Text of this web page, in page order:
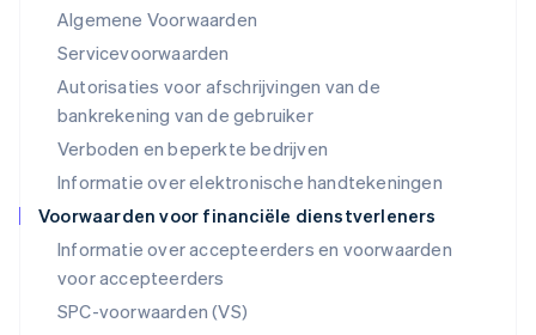
Algemene Voorwaarden
Servicevoorwaarden
Autorisaties voor afschrijvingen van de
bankrekening van de gebruiker
Verboden en beperkte bedrijven
Informatie over elektronische handtekeningen
Voorwaarden voor financiële dienstverleners
Informatie over accepteerders en voorwaarden
voor accepteerders
SPC-voorwaarden (VS)
Malta
Mexico
Español English
Nederland
Nieuw-Zeeland
English
Noorwegen
English
Oostenrijk
DeutschEnglish
Polen
English